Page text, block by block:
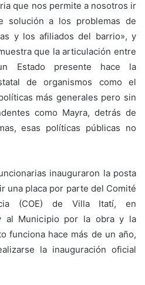
que nos permite a nosotros ir
solución a los problemas de
y los afiliados del barrio», y
que la articulación entre
Estado presente hace la
de organismos como el
más generales pero sin
como Mayra, detrás de
esas políticas públicas no
inauguraron la posta
una placa por parte del Comité
(COE) de Villa Itatí, en
al Municipio por la obra y la
funciona hace más de un año,
la inauguración oficial